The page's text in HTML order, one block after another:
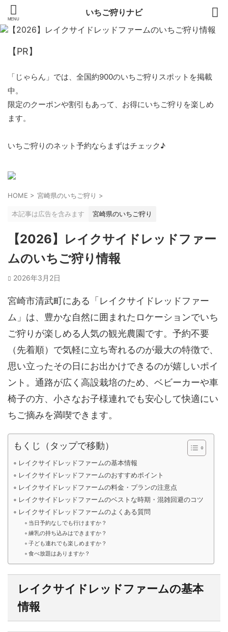
いちご狩りナビ
【PR】
「じゃらん」では、全国約900のいちご狩りスポットを掲載
中。
限定のクーポンや割引もあって、お得にいちご狩りを楽しめ
ます。
いちご狩りのネット予約ならまずはチェック♪
HOME > 宮崎県のいちご狩り >
本記事は広告を含みます 宮崎県のいちご狩り
【2026】レイクサイドレッドファー
ムのいちご狩り情報
2026年3月2日
宮崎市清武町にある「レイクサイドレッドファー
ム」は、豊かな自然に囲まれたロケーションでいち
ご狩りが楽しめる人気の観光農園です。予約不要
（先着順）で気軽に立ち寄れるのが最大の特徴で、
思い立ったその日にお出かけできるのが嬉しいポイ
ント。通路が広く高設栽培のため、ベビーカーや車
椅子の方、小さなお子様連れでも安心して快適にい
ちご摘みを満喫できます。
もくじ（タップで移動）
レイクサイドレッドファームの基本情報
レイクサイドレッドファームのおすすめポイント
レイクサイドレッドファームの料金・プランの注意点
レイクサイドレッドファームのベストな時期・混雑回避のコツ
レイクサイドレッドファームのよくある質問
当日予約なしでも行けますか？
練乳の持ち込みはできますか？
子ども連れでも楽しめますか？
食べ放題はありますか？
レイクサイドレッドファームの基本
情報